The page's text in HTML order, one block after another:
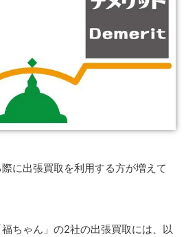
に出張買取を利用する方が増えて
ちゃん」の2社の出張買取には、以